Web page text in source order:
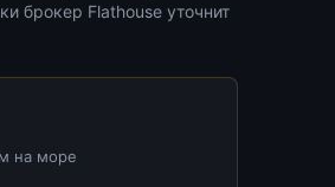
брокер Flathouse уточнит
на море